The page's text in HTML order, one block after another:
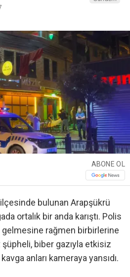
ABONE OL
ilçesinde bulunan Arapşükrü
ortalık bir anda karıştı. Polis
rağmen birbirlerine
şüpheli, biber gazıyla etkisiz
anları kameraya yansıdı.